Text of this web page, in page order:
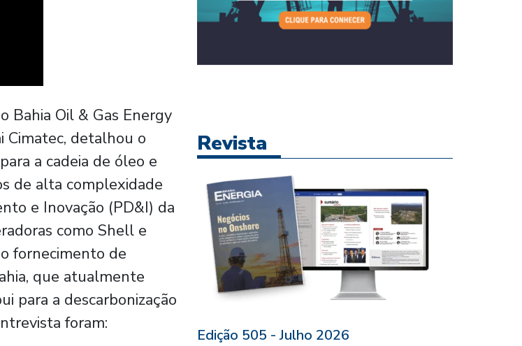
Bahia Oil & Gas Energy
Cimatec, detalhou o
a cadeia de óleo e
de alta complexidade
e Inovação (PD&I) da
como Shell e
fornecimento de
que atualmente
para a descarbonização
foram:
Revista
Edição 505 - Julho 2026